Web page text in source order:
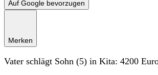
Auf Google bevorzugen
Merken
Vater schlägt Sohn (5) in Kita: 4200